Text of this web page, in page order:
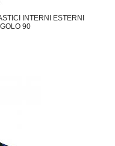
INTERNI ESTERNI
90